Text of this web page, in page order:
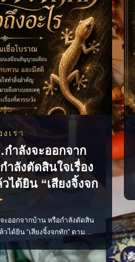
อย่างจริงใจ รับฟังให้มาก และ
ปลี่ยนวิธีสื่อสาร บรร
เรา
ำลังจะออกจาก
ำลังตัดสินใจเรื่อง
ได้ยิน “เสียงจิ้งจก
ะออกจากบ้าน หรือกำลังตัดสิน
ได้ยิน “เสียงจิ้งจกทัก” ตาม
เสียงจิ้งจกทักเปรียบเสมือน
ราหยุดคิด ทบทวน และมีสติ